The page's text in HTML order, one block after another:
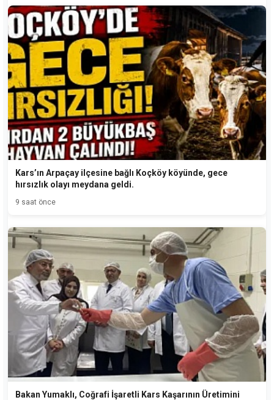
Kars’ın Arpaçay ilçesine bağlı Koçköy köyünde, gece
hırsızlık olayı meydana geldi.
9 saat önce
Bakan Yumaklı, Coğrafi İşaretli Kars Kaşarının Üretimini